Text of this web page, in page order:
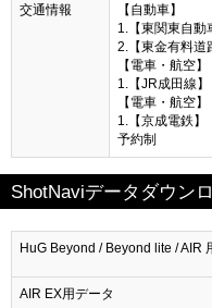
交通情報
【自動車】
1.【東関東自動
2.【東金有料道
【電車・航空】
1.【JR成田線
【電車・航空】
1.【京成電鉄】
予約制
ShotNaviデータダウン
HuG Beyond / Beyond lite / AIR
AIR EX用データ